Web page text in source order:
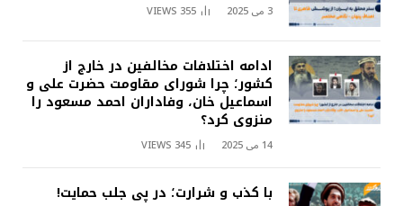
3 می 2025 355
VIEWS
ادامه اختلافات مخالفین در خارج از
کشور؛ چرا شورای مقاومت حضرت علی و
اسماعیل خان، وفاداران احمد مسعود را
منزوی کرد؟
14 می 2025 345
VIEWS
با کذب و شرارت؛ در پی جلب حمایت!